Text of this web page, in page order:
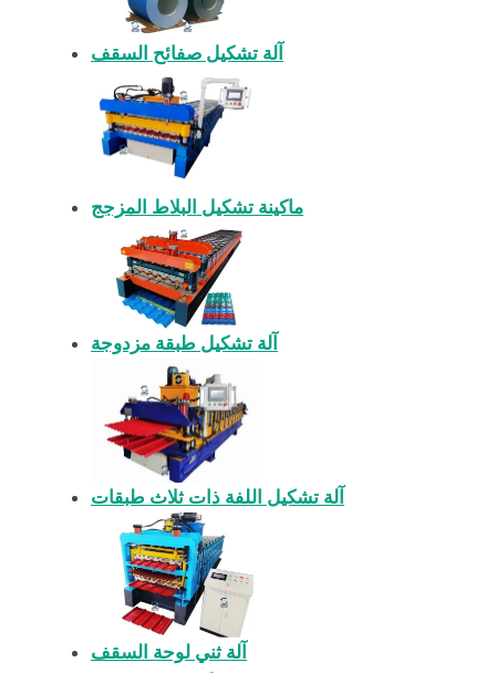
آلة تشكيل صفائح السقف
ماكينة تشكيل البلاط المزجج
آلة تشكيل طبقة مزدوجة
آلة تشكيل اللفة ذات ثلاث طبقات
آلة ثني لوحة السقف